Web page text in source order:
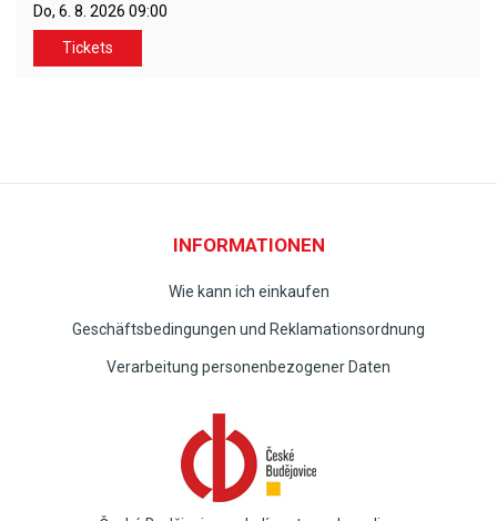
Do, 6. 8. 2026 09:00
Tickets
INFORMATIONEN
Wie kann ich einkaufen
Geschäftsbedingungen und Reklamationsordnung
Verarbeitung personenbezogener Daten